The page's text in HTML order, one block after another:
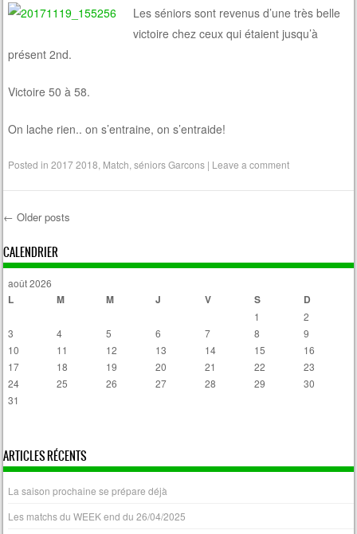
Les séniors sont revenus d’une très belle
victoire chez ceux qui étaient jusqu’à
présent 2nd.
Victoire 50 à 58.
On lache rien.. on s’entraine, on s’entraide!
Posted in2017 2018, Match,séniors Garcons | Leave a comment
Post navigation
← Older posts
CALENDRIER
août 2026
L M M J V S D
1
2
3
4 5 6 7 8
9
10
11 12 13 14 15
16
17
18 19 20 21 22
23
24
25 26 27 28 29
30
31
ARTICLES RÉCENTS
La saison prochaine se prépare déjà
Les matchs du WEEK end du 26/04/2025